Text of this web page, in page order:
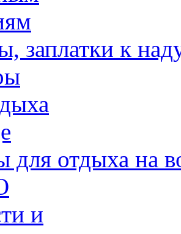
заплатки к
для отдыха на